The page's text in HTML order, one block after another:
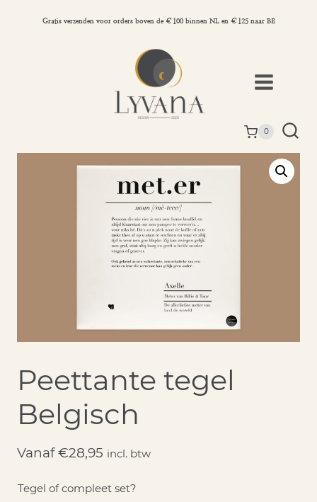
Gratis verzenden voor orders boven de €100 binnen NL en €125 naar BE
0
Peettante tegel
Belgisch
Vanaf €28,95 incl. btw
Tegel of compleet set?